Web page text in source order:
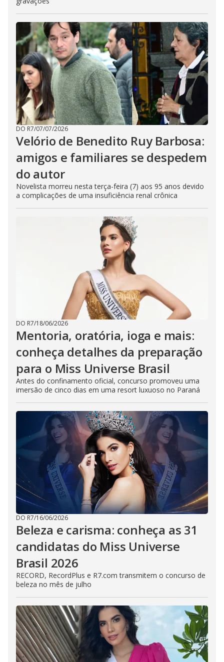
DO R7/07/07/2026
Velório de Benedito Ruy Barbosa:
amigos e familiares se despedem
do autor
Novelista morreu nesta terça-feira (7) aos 95 anos devido
a complicações de uma insuficiência renal crônica
DO R7/18/06/2026
Mentoria, oratória, ioga e mais:
conheça detalhes da preparação
para o Miss Universe Brasil
Antes do confinamento oficial, concurso promoveu uma
imersão de cinco dias em uma resort luxuoso no Paraná
DO R7/16/06/2026
Beleza e carisma: conheça as 31
candidatas do Miss Universe
Brasil 2026
RECORD, RecordPlus e R7.com transmitem o concurso de
beleza no mês de julho